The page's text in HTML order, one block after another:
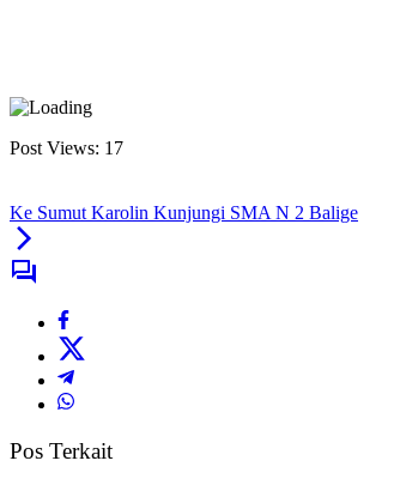
Post Views: 17
Ke Sumut Karolin Kunjungi SMA N 2 Balige
Pos Terkait